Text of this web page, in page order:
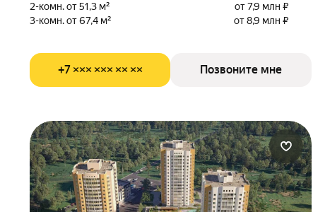
2-комн. от 51,3 м²
от 7,9 млн ₽
3-комн. от 67,4 м²
от 8,9 млн ₽
+7 ××× ××× ×× ×× Позвоните мне